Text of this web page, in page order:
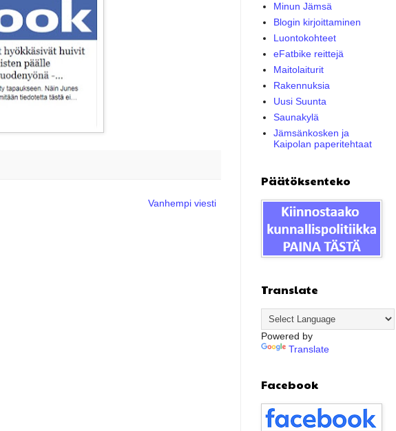
Vanhempi viesti
Minun Jämsä
Blogin kirjoittaminen
Luontokohteet
eFatbike reittejä
Maitolaiturit
Rakennuksia
Uusi Suunta
Saunakylä
Jämsänkosken ja
Kaipolan paperitehtaat
Päätöksenteko
Translate
Powered by
Translate
Facebook